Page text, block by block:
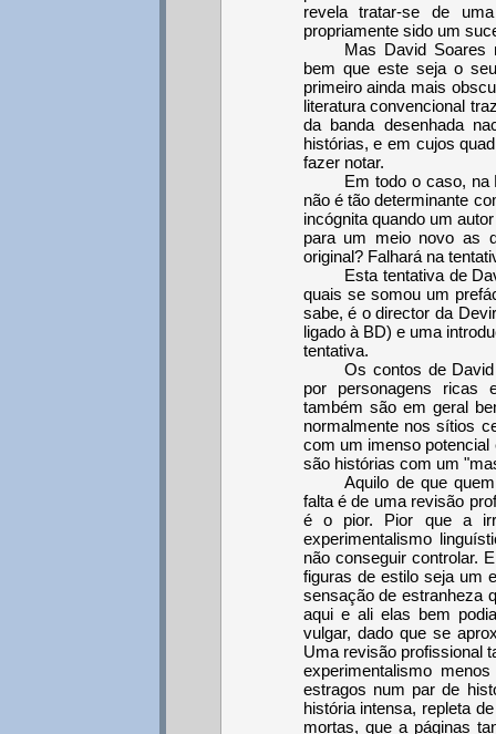
revela tratar-se de
propriamente sido um
Mas David Soares
bem que este seja o
primeiro ainda mais
literatura convencional
da banda desenhada
histórias, e em cujos
fazer notar.
Em todo o caso, na
não é tão determinante
incógnita quando um
para um meio novo as
original? Falhará na
Esta tentativa de
quais se somou um
sabe, é o director da
ligado à BD) e uma
tentativa.
Os contos de
por personagens ricas
também são em geral
normalmente nos sítios
com um imenso
são histórias com um
Aquilo de que
falta é de uma revisão
é o pior. Pior que a
experimentalismo
não conseguir controlar.
figuras de estilo seja um
sensação de estranheza
aqui e ali elas bem
vulgar, dado que se
Uma revisão profissional
experimentalismo
estragos num par de
história intensa, repleta
mortas, que a páginas